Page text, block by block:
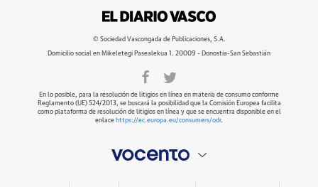
© Sociedad Vascongada de Publicaciones, S.A.
Domicilio social en Mikeletegi Pasealekua 1. 20009 - Donostia-San Sebastián
En lo posible, para la resolución de litigios en línea en materia de consumo conforme
Reglamento (UE) 524/2013, se buscará la posibilidad que la Comisión Europea facilita
como plataforma de resolución de litigios en línea y que se encuentra disponible en el
enlace https://ec.europa.eu/consumers/odr.